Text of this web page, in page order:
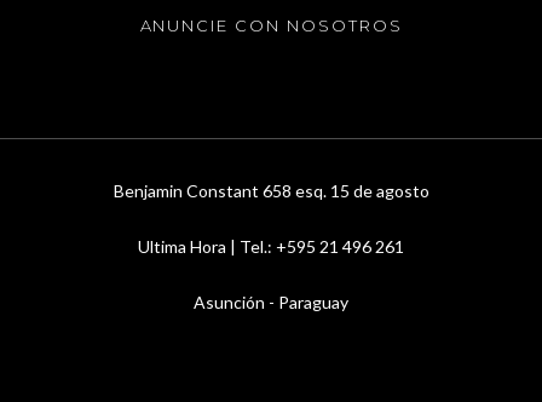
ANUNCIE CON NOSOTROS
Benjamin Constant 658 esq. 15 de agosto
Ultima Hora | Tel.: +595 21 496 261
Asunción - Paraguay